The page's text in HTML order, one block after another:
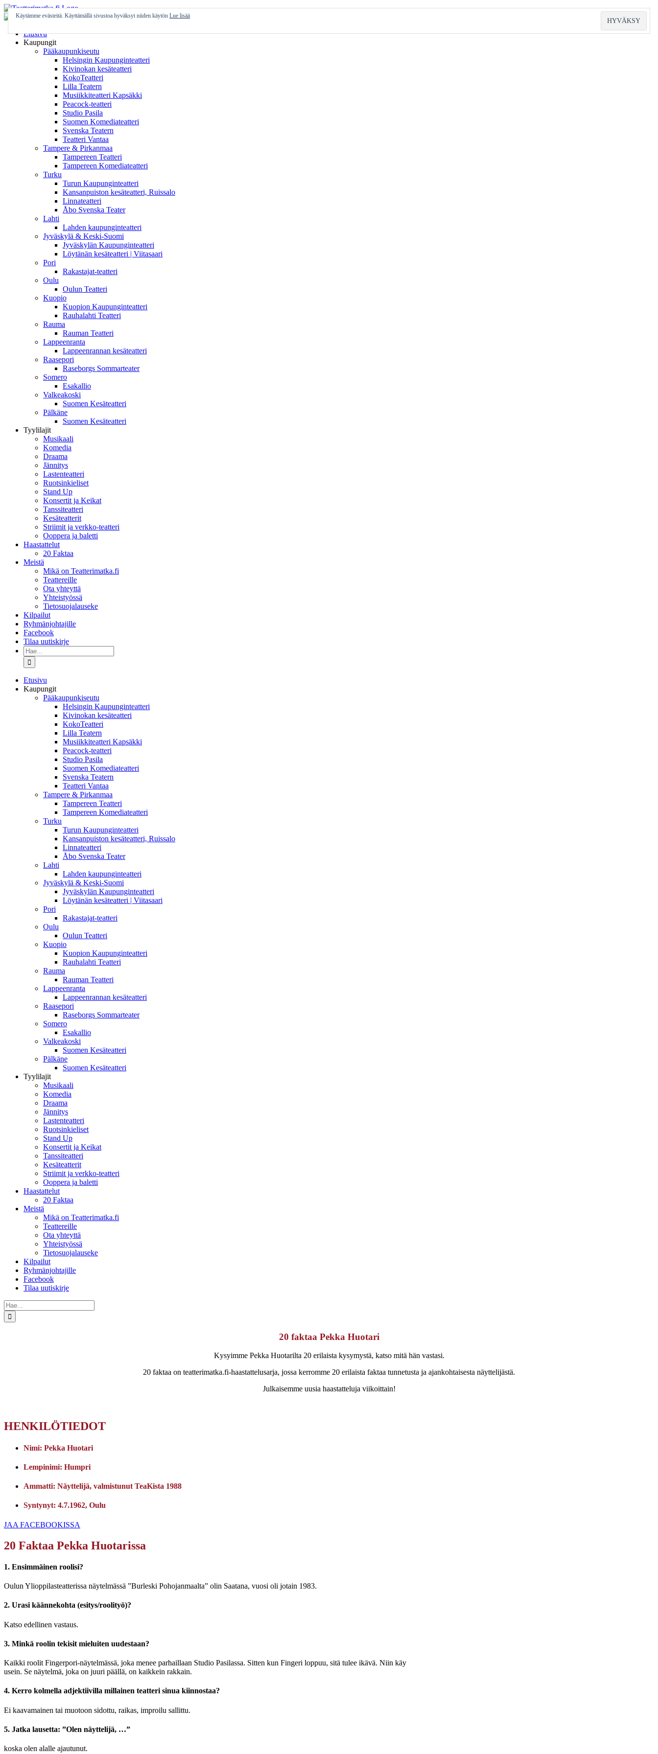
Skip
to
Etusivu
Kaupungit
Pääkaupunkiseutu
Helsingin Kaupunginteatteri
Kivinokan kesäteatteri
KokoTeatteri
Lilla Teatern
Musiikkiteatteri Kapsäkki
Peacock-teatteri
Studio Pasila
Suomen Komediateatteri
Svenska Teatern
Teatteri Vantaa
Tampere & Pirkanmaa
Tampereen Teatteri
Tampereen Komediateatteri
Turku
Turun Kaupunginteatteri
Kansanpuiston kesäteatteri, Ruissalo
Linnateatteri
Åbo Svenska Teater
Lahti
Lahden kaupunginteatteri
Jyväskylä & Keski-Suomi
Jyväskylän Kaupunginteatteri
Löytänän kesäteatteri | Viitasaari
Pori
Rakastajat-teatteri
Oulu
Oulun Teatteri
Kuopio
Kuopion Kaupunginteatteri
Rauhalahti Teatteri
Rauma
Rauman Teatteri
Lappeenranta
Lappeenrannan kesäteatteri
Raasepori
Raseborgs Sommarteater
Somero
Esakallio
Valkeakoski
Suomen Kesäteatteri
Pälkäne
Suomen Kesäteatteri
Tyylilajit
Musikaali
Komedia
Draama
Jännitys
Lastenteatteri
Ruotsinkieliset
Stand Up
Konsertit ja Keikat
Tanssiteatteri
Kesäteatterit
Striimit ja verkko-teatteri
Ooppera ja baletti
Haastattelut
20 Faktaa
Meistä
Mikä on Teatterimatka.fi
Teattereille
Ota yhteyttä
Yhteistyössä
Tietosuojalauseke
Kilpailut
Ryhmänjohtajille
Facebook
Tilaa uutiskirje
Etsi
...
Etusivu
Kaupungit
Pääkaupunkiseutu
Helsingin Kaupunginteatteri
Kivinokan kesäteatteri
KokoTeatteri
Lilla Teatern
Musiikkiteatteri Kapsäkki
Peacock-teatteri
Studio Pasila
Suomen Komediateatteri
Svenska Teatern
Teatteri Vantaa
Tampere & Pirkanmaa
Tampereen Teatteri
Tampereen Komediateatteri
Turku
Turun Kaupunginteatteri
Kansanpuiston kesäteatteri, Ruissalo
Linnateatteri
Åbo Svenska Teater
Lahti
Lahden kaupunginteatteri
Jyväskylä & Keski-Suomi
Jyväskylän Kaupunginteatteri
Löytänän kesäteatteri | Viitasaari
Pori
Rakastajat-teatteri
Oulu
Oulun Teatteri
Kuopio
Kuopion Kaupunginteatteri
Rauhalahti Teatteri
Rauma
Rauman Teatteri
Lappeenranta
Lappeenrannan kesäteatteri
Raasepori
Raseborgs Sommarteater
Somero
Esakallio
Valkeakoski
Suomen Kesäteatteri
Pälkäne
Suomen Kesäteatteri
Tyylilajit
Musikaali
Komedia
Draama
Jännitys
Lastenteatteri
Ruotsinkieliset
Stand Up
Konsertit ja Keikat
Tanssiteatteri
Kesäteatterit
Striimit ja verkko-teatteri
Ooppera ja baletti
Haastattelut
20 Faktaa
Meistä
Mikä on Teatterimatka.fi
Teattereille
Ota yhteyttä
Yhteistyössä
Tietosuojalauseke
Kilpailut
Ryhmänjohtajille
Facebook
Tilaa uutiskirje
Etsi
...
20 faktaa Pekka Huotari
Kysyimme Pekka Huotarilta 20 erilaista kysymystä, katso mitä hän vastasi.
20 faktaa on teatterimatka.fi-haastattelusarja, jossa kerromme 20 erilaista faktaa tunnetusta ja ajankohtaisesta näyttelijästä.
Julkaisemme uusia haastatteluja viikoittain!
HENKILÖTIEDOT
Nimi: Pekka Huotari
Lempinimi: Humpri
Ammatti: Näyttelijä, valmistunut TeaKista 1988
Syntynyt: 4.7.1962, Oulu
JAA FACEBOOKISSA
20 Faktaa Pekka Huotarissa
1. Ensimmäinen roolisi?
Oulun Ylioppilasteatterissa näytelmässä ”Burleski Pohojanmaalta” olin Saatana, vuosi oli jotain 1983.
2. Urasi käännekohta (esitys/roolityö)?
Katso edellinen vastaus.
3. Minkä roolin tekisit mieluiten uudestaan?
Kaikki roolit Fingerpori-näytelmässä, joka menee parhaillaan Studio Pasilassa. Sitten kun Fingeri loppuu, sitä tulee ikävä. Niin käy
usein. Se näytelmä, joka on juuri päällä, on kaikkein rakkain.
4. Kerro kolmella adjektiivilla millainen teatteri sinua kiinnostaa?
Ei kaavamainen tai muotoon sidottu, raikas, improilu sallittu.
5. Jatka lausetta: ”Olen näyttelijä, …”
koska olen alalle ajautunut.
Käytämme evästeitä. Käyttämällä sivustoa hyväksyt niiden käytön Lue lisää